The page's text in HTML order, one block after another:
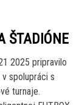
ŠTADIÓNE
2025 pripravilo
spolupráci s
turnaje.